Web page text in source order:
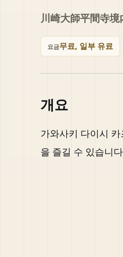
川崎大師平間寺
요금무료, 일부 유료
개요
가와사키 다이시
을 즐길 수 있습니